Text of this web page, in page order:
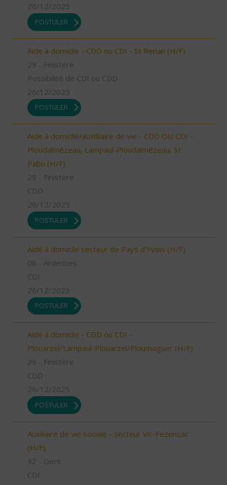
26/12/2025
POSTULER
Aide à domicile - CDD ou CDI - St Renan (H/F)
29 - Finistère
Possibilité de CDI ou CDD
26/12/2025
POSTULER
Aide à domicile/auxilliaire de vie - CDD OU CDI -
Ploudalmézeau, Lampaul-Ploudalmézeau, St
Pabu (H/F)
29 - Finistère
CDD
26/12/2025
POSTULER
Aide à domicile secteur de Pays d'Yvois (H/F)
08 - Ardennes
CDI
26/12/2025
POSTULER
Aide à domicile - CDD ou CDI -
Plouarzel/Lampaul-Plouarzel/Ploumoguer (H/F)
29 - Finistère
CDD
26/12/2025
POSTULER
Auxiliaire de vie sociale - secteur Vic-Fezensac
(H/F)
32 - Gers
CDI